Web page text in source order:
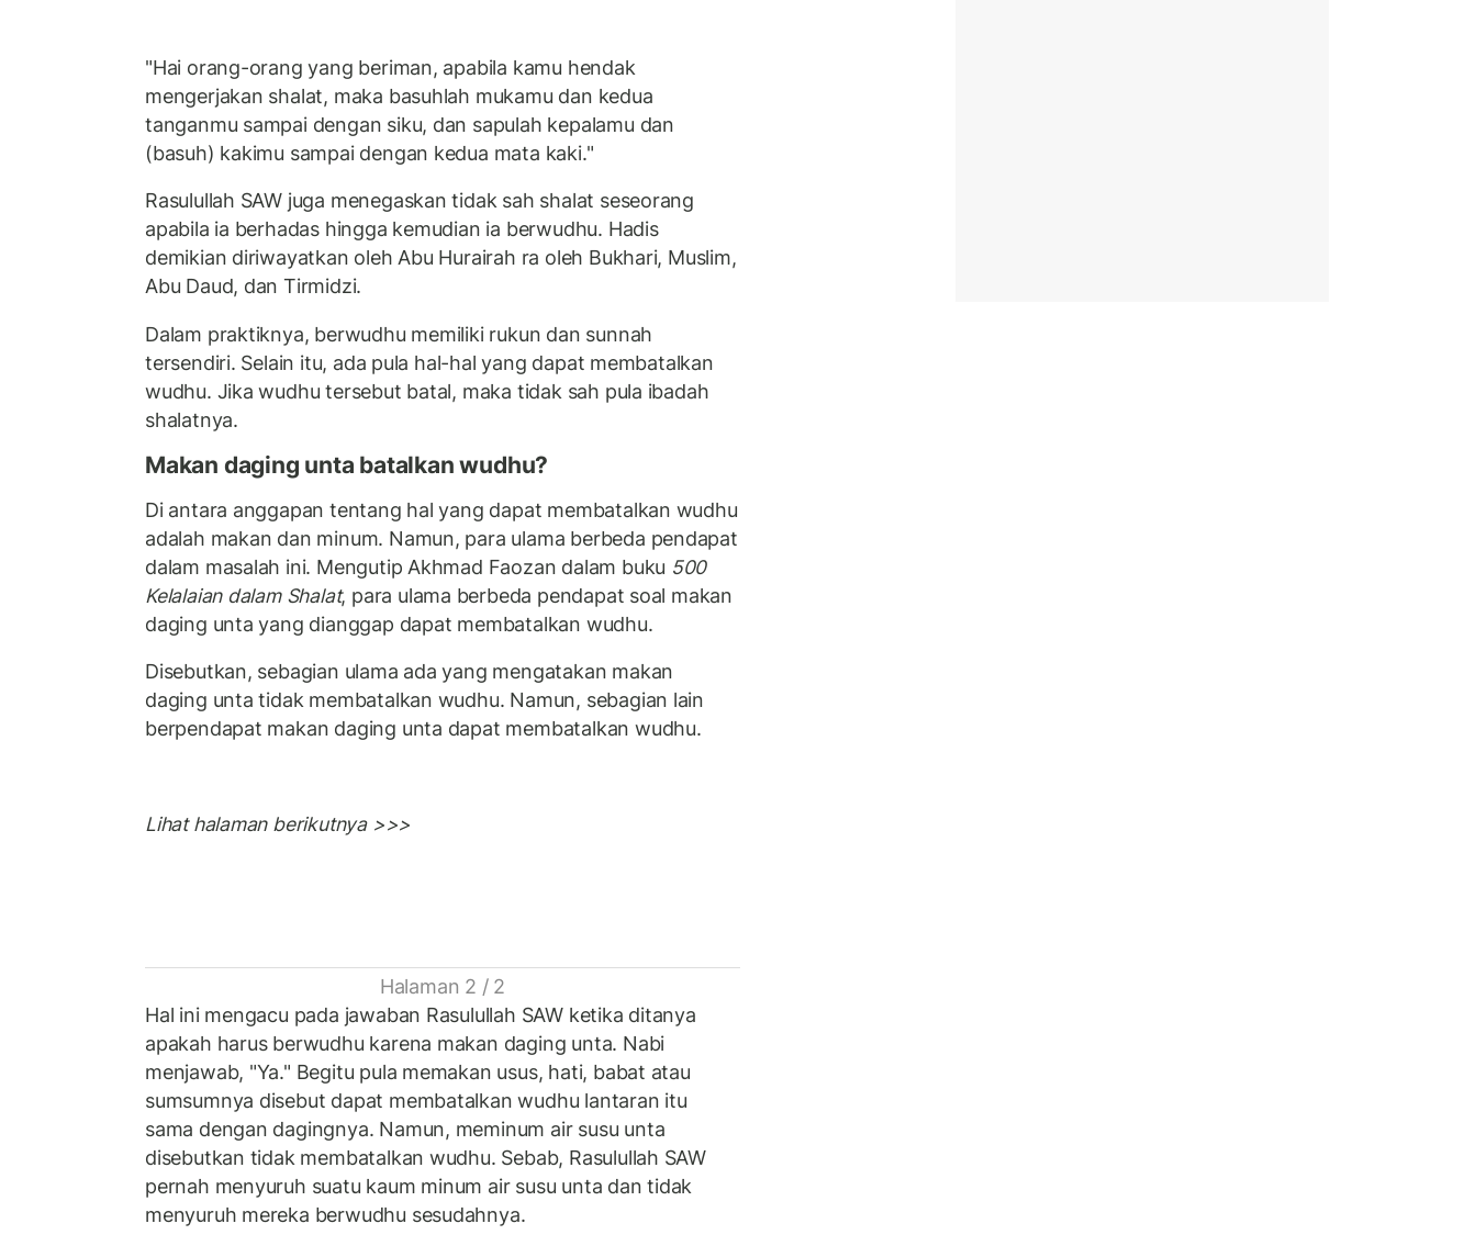
"Hai orang-orang yang beriman, apabila kamu hendak
mengerjakan shalat, maka basuhlah mukamu dan kedua
tanganmu sampai dengan siku, dan sapulah kepalamu dan
(basuh) kakimu sampai dengan kedua mata kaki."
Rasulullah SAW juga menegaskan tidak sah shalat seseorang
apabila ia berhadas hingga kemudian ia berwudhu. Hadis
demikian diriwayatkan oleh Abu Hurairah ra oleh Bukhari, Muslim,
Abu Daud, dan Tirmidzi.
Dalam praktiknya, berwudhu memiliki rukun dan sunnah
tersendiri. Selain itu, ada pula hal-hal yang dapat membatalkan
wudhu. Jika wudhu tersebut batal, maka tidak sah pula ibadah
shalatnya.
Makan daging unta batalkan wudhu?
Di antara anggapan tentang hal yang dapat membatalkan wudhu
adalah makan dan minum. Namun, para ulama berbeda pendapat
dalam masalah ini. Mengutip Akhmad Faozan dalam buku 500
Kelalaian dalam Shalat, para ulama berbeda pendapat soal makan
daging unta yang dianggap dapat membatalkan wudhu.
Disebutkan, sebagian ulama ada yang mengatakan makan
daging unta tidak membatalkan wudhu. Namun, sebagian lain
berpendapat makan daging unta dapat membatalkan wudhu.
Lihat halaman berikutnya >>>
Halaman 2 / 2
Hal ini mengacu pada jawaban Rasulullah SAW ketika ditanya
apakah harus berwudhu karena makan daging unta. Nabi
menjawab, "Ya." Begitu pula memakan usus, hati, babat atau
sumsumnya disebut dapat membatalkan wudhu lantaran itu
sama dengan dagingnya. Namun, meminum air susu unta
disebutkan tidak membatalkan wudhu. Sebab, Rasulullah SAW
pernah menyuruh suatu kaum minum air susu unta dan tidak
menyuruh mereka berwudhu sesudahnya.